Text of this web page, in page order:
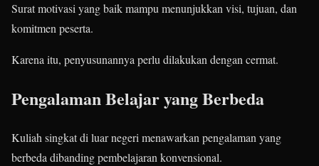
Surat motivasi yang baik mampu menunjukkan visi, tujuan, dan
komitmen peserta.
Karena itu, penyusunannya perlu dilakukan dengan cermat.
Pengalaman Belajar yang Berbeda
Kuliah singkat di luar negeri menawarkan pengalaman yang
berbeda dibanding pembelajaran konvensional.